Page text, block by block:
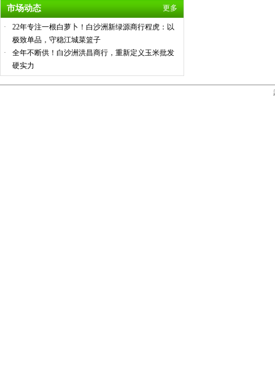
市场动态 更多
·
22年专注一根白萝卜！白沙洲新绿源商行程虎：以
极致单品，守稳江城菜篮子
·
全年不断供！白沙洲洪昌商行，重新定义玉米批发
硬实力